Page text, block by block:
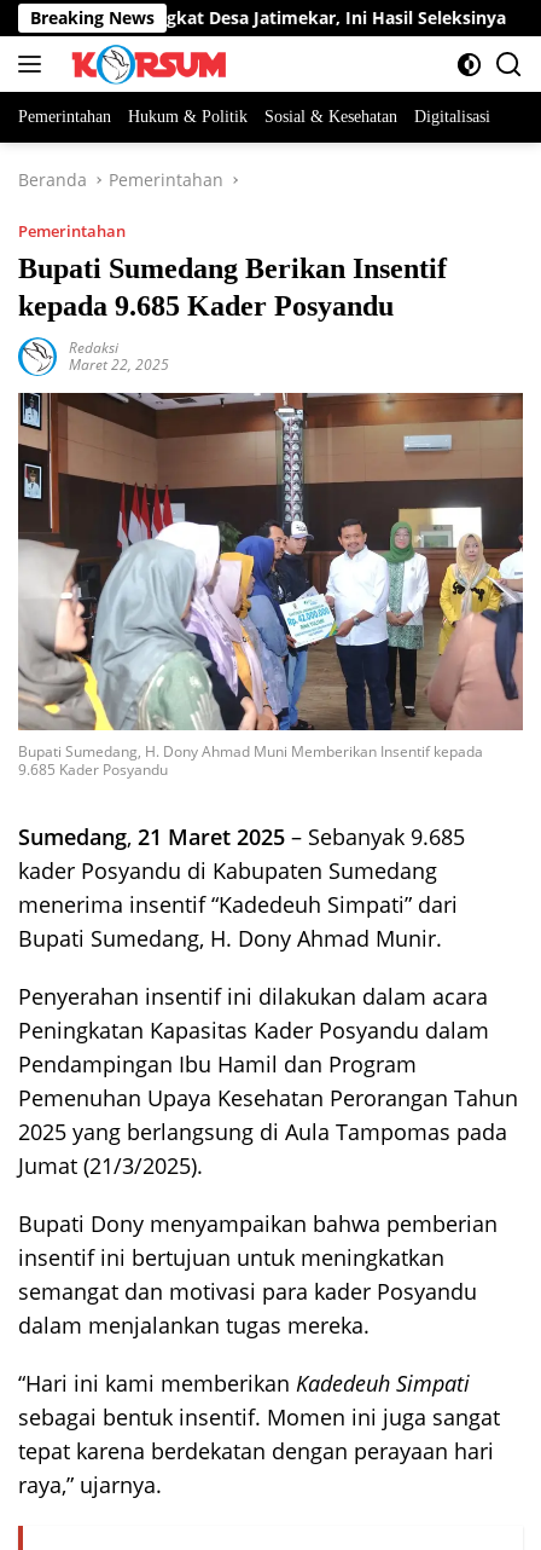
Langsung
ke
konten
Breaking News
Perangkat Desa Jatimekar, Ini Hasil Seleksinya
Pemerintahan Hukum & Politik Sosial & Kesehatan Digitalisasi
Beranda Pemerintahan
Pemerintahan
Bupati Sumedang Berikan Insentif
kepada 9.685 Kader Posyandu
Redaksi
Maret 22, 2025
Bupati Sumedang, H. Dony Ahmad Muni Memberikan Insentif kepada
9.685 Kader Posyandu
Sumedang, 21 Maret 2025 – Sebanyak 9.685
kader Posyandu di Kabupaten Sumedang
menerima insentif “Kadedeuh Simpati” dari
Bupati Sumedang, H. Dony Ahmad Munir.
Penyerahan insentif ini dilakukan dalam acara
Peningkatan Kapasitas Kader Posyandu dalam
Pendampingan Ibu Hamil dan Program
Pemenuhan Upaya Kesehatan Perorangan Tahun
2025 yang berlangsung di Aula Tampomas pada
Jumat (21/3/2025).
Bupati Dony menyampaikan bahwa pemberian
insentif ini bertujuan untuk meningkatkan
semangat dan motivasi para kader Posyandu
dalam menjalankan tugas mereka.
“Hari ini kami memberikan Kadedeuh Simpati
sebagai bentuk insentif. Momen ini juga sangat
tepat karena berdekatan dengan perayaan hari
raya,” ujarnya.